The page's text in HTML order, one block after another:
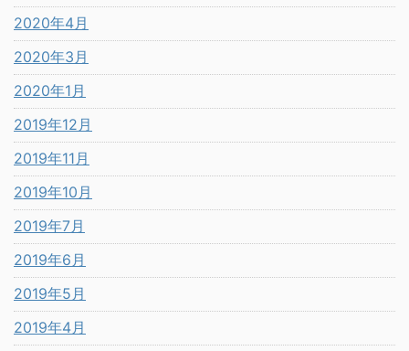
2020年4月
2020年3月
2020年1月
2019年12月
2019年11月
2019年10月
2019年7月
2019年6月
2019年5月
2019年4月